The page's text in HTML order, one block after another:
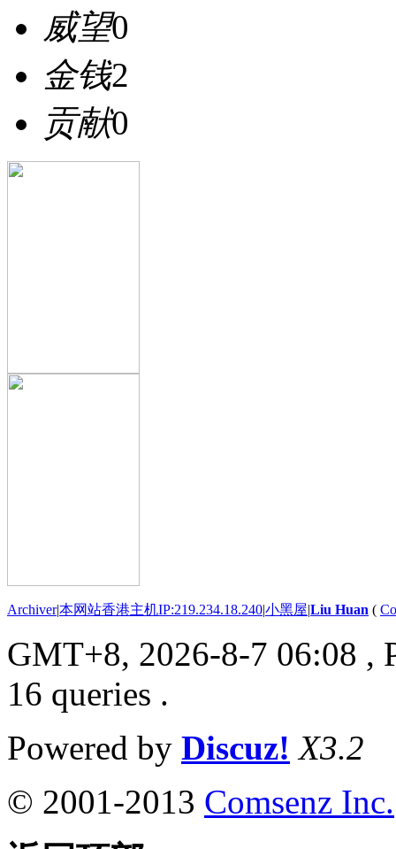
威望0
金钱2
贡献0
Archiver|本网站香港主机IP:219.234.18.240|小黑屋|Liu Huan (
GMT+8, 2026-8-7 06:08 ,
16 queries .
Powered by Discuz! X3.2
© 2001-2013 Comsenz Inc.